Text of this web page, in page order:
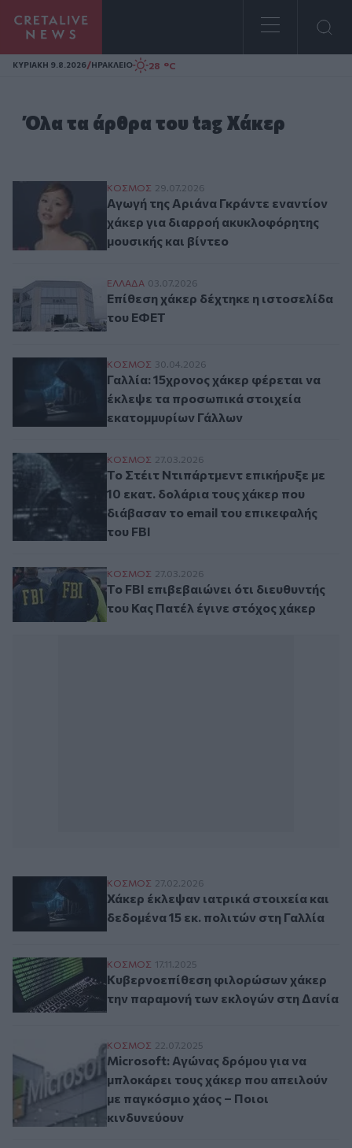
Homepage
ΚΥΡΙΑΚΗ 9.8.2026/ΗΡΑΚΛΕΙΟ 28 °C
Όλα τα άρθρα του tag Χάκερ
Αγωγή της Αριάνα Γκράντε εναντίον
ΚΟΣΜΟΣ 29.07.2026
Αγωγή της Αριάνα Γκράντε εναντίον
χάκερ για διαρροή ακυκλοφόρητης
μουσικής και βίντεο
Επίθεση χάκερ δέχτηκε η ιστοσελίδα
ΕΛΛAΔΑ 03.07.2026
Επίθεση χάκερ δέχτηκε η ιστοσελίδα
του ΕΦΕΤ
Γαλλία: 15χρονος χάκερ φέρεται να
ΚΟΣΜΟΣ 30.04.2026
Γαλλία: 15χρονος χάκερ φέρεται να
έκλεψε τα προσωπικά στοιχεία
εκατομμυρίων Γάλλων
Το Στέιτ Ντιπάρτμεντ επικήρυξε με 10
ΚΟΣΜΟΣ 27.03.2026
Το Στέιτ Ντιπάρτμεντ επικήρυξε με
10 εκατ. δολάρια τους χάκερ που
διάβασαν το email του επικεφαλής
του FBI
Το FBI επιβεβαιώνει ότι διευθυντής του
ΚΟΣΜΟΣ 27.03.2026
Το FBI επιβεβαιώνει ότι διευθυντής
του Κας Πατέλ έγινε στόχος χάκερ
Χάκερ έκλεψαν ιατρικά στοιxεία και
ΚΟΣΜΟΣ 27.02.2026
Χάκερ έκλεψαν ιατρικά στοιxεία και
δεδομένα 15 εκ. πολιτών στη Γαλλία
Κυβερνοεπίθεση φιλορώσων χάκερ την
ΚΟΣΜΟΣ 17.11.2025
Κυβερνοεπίθεση φιλορώσων χάκερ
την παραμονή των εκλογών στη Δανία
Microsoft: Αγώνας δρόμου για να
ΚΟΣΜΟΣ 22.07.2025
Microsoft: Αγώνας δρόμου για να
μπλοκάρει τους χάκερ που απειλούν
με παγκόσμιο χάος – Ποιοι
κινδυνεύουν